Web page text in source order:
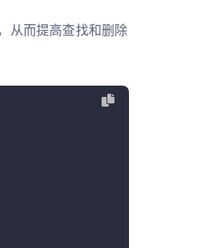
从而提高查找和删除